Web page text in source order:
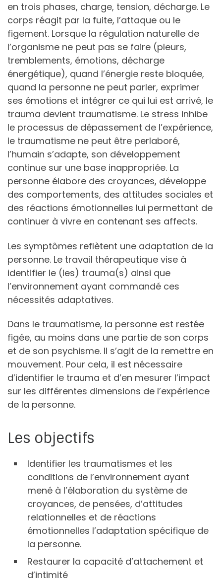
en trois phases, charge, tension, décharge. Le
corps réagit par la fuite, l’attaque ou le
figement. Lorsque la régulation naturelle de
l’organisme ne peut pas se faire (pleurs,
tremblements, émotions, décharge
énergétique), quand l’énergie reste bloquée,
quand la personne ne peut parler, exprimer
ses émotions et intégrer ce qui lui est arrivé, le
trauma devient traumatisme. Le stress inhibe
le processus de dépassement de l’expérience,
le traumatisme ne peut être perlaboré,
l’humain s’adapte, son développement
continue sur une base inappropriée. La
personne élabore des croyances, développe
des comportements, des attitudes sociales et
des réactions émotionnelles lui permettant de
continuer à vivre en contenant ses affects.
Les symptômes reflètent une adaptation de la
personne. Le travail thérapeutique vise à
identifier le (les) trauma(s) ainsi que
l’environnement ayant commandé ces
nécessités adaptatives.
Dans le traumatisme, la personne est restée
figée, au moins dans une partie de son corps
et de son psychisme. Il s’agit de la remettre en
mouvement. Pour cela, il est nécessaire
d’identifier le trauma et d’en mesurer l’impact
sur les différentes dimensions de l’expérience
de la personne.
Les objectifs
Identifier les traumatismes et les
conditions de l’environnement ayant
mené à l’élaboration du système de
croyances, de pensées, d’attitudes
relationnelles et de réactions
émotionnelles l’adaptation spécifique de
la personne.
Restaurer la capacité d’attachement et
d’intimité